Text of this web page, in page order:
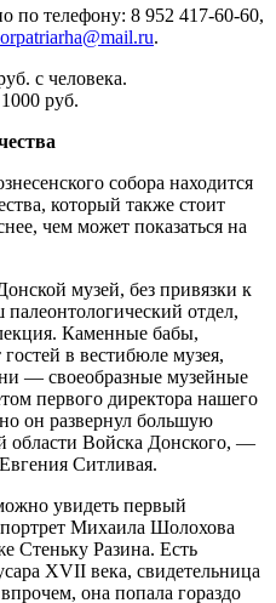
по телефону: 8 952 417-60-60,
.
с человека.
руб.
собора находится
который также стоит
чем может показаться на
музей, без привязки к
отдел,
Каменные бабы,
в вестибюле музея,
— своеобразные музейные
первого директора нашего
он развернул большую
области Войска Донского, —
Ситливая.
увидеть первый
Михаила Шолохова
Стеньку Разина. Есть
XVII века, свидетельница
она попала гораздо